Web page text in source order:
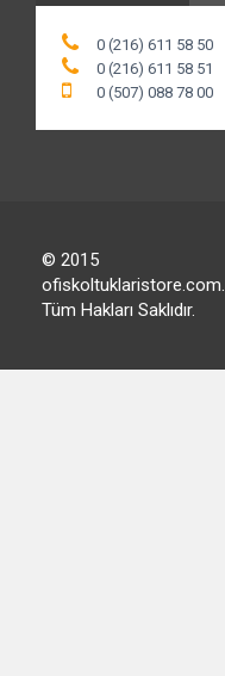
0 (216) 611 58 50
0 (216) 611 58 51
0 (507) 088 78 00
© 2015
ofiskoltuklaristore.com.
Tüm Hakları Saklıdır.